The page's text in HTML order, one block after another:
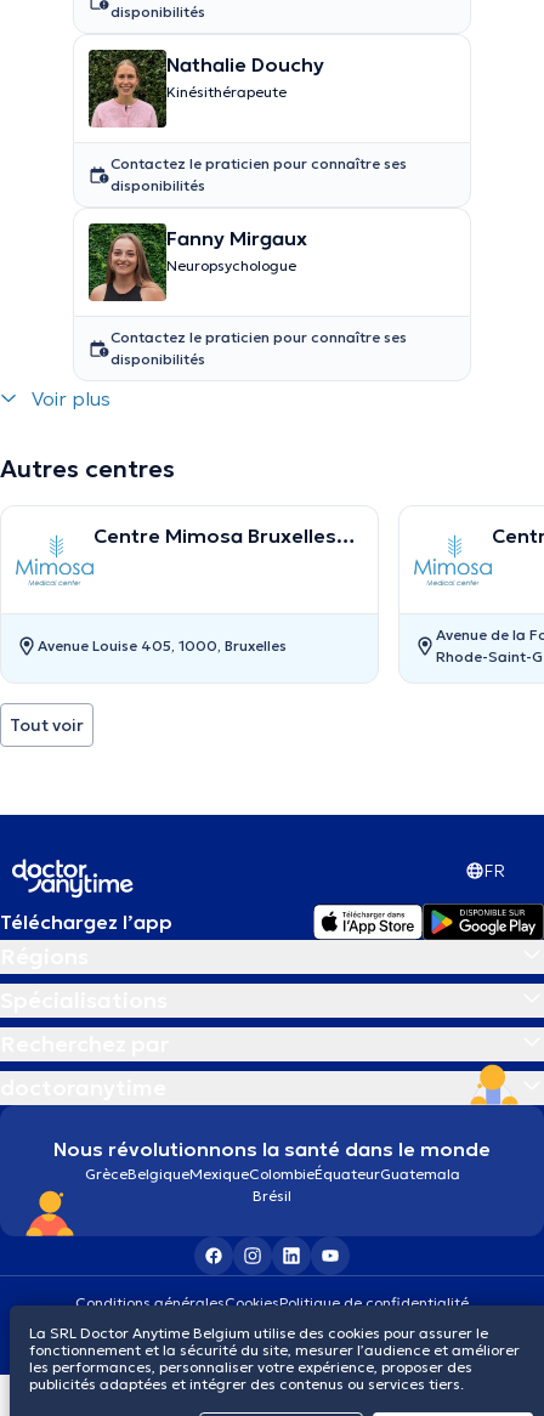
disponibilités
Nathalie Douchy
Kinésithérapeute
Contactez le praticien pour connaître ses
disponibilités
Fanny Mirgaux
Neuropsychologue
Contactez le praticien pour connaître ses
disponibilités
Voir plus
Autres centres
Centre Mimosa Bruxelles
Avenue Louise 405, 1000, Bruxelles
Avenue de la
Rhode-Saint-
Tout voir
FR
Téléchargez l’app
Nous révolutionnons la santé dans le monde
GrèceBelgiqueMexiqueColombieÉquateurGuatemala
Brésil
Conditions généralesCookiesPolitique de confidentialité
La SRL Doctor Anytime Belgium utilise des cookies pour assurer le
fonctionnement et la sécurité du site, mesurer l’audience et améliorer
les performances, personnaliser votre expérience, proposer des
publicités adaptées et intégrer des contenus ou services tiers.